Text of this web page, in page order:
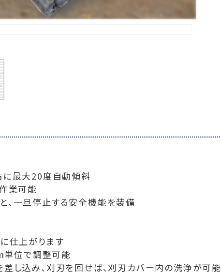
に最大20度自動傾斜
業可能
、一旦停止する安全機能を装備
仕上がります
位で調整可能
し込み、刈刃を回せば、刈刃カバー内の洗浄が可能